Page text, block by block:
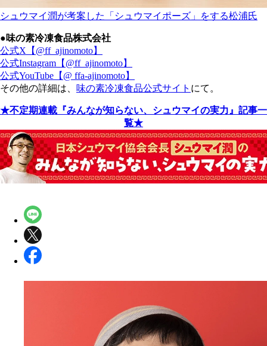
シュウマイ潤が考案した「シュウマイポーズ」をする松浦氏
●味の素冷凍食品株式会社
公式X【@ff_ajinomoto】
公式Instagram【@ff_ajinomoto】
公式YouTube【@ ffa-ajinomoto】
その他の詳細は、 味の素冷凍食品公式サイト にて。
★不定期連載『みんなが知らない、シュウマイの実力』記事一
覧★